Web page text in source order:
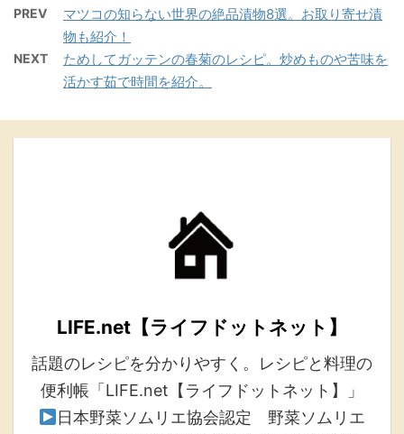
PREV
マツコの知らない世界の絶品漬物8選。お取り寄せ漬
物も紹介！
NEXT
ためしてガッテンの春菊のレシピ。炒めものや苦味を
活かす茹で時間を紹介。
LIFE.net【ライフドットネット】
話題のレシピを分かりやすく。レシピと料理の
便利帳「LIFE.net【ライフドットネット】」
日本野菜ソムリエ協会認定 野菜ソムリエ